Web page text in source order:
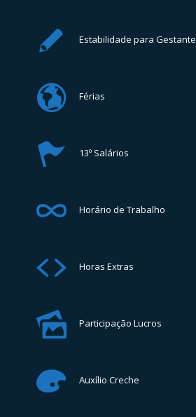
Estabilidade para Gestante
Férias
13º Salários
Horário de Trabalho
Horas Extras
Participação Lucros
Auxílio Creche